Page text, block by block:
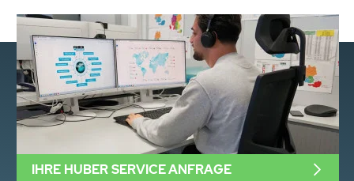
IHRE HUBER SERVICE ANFRAGE